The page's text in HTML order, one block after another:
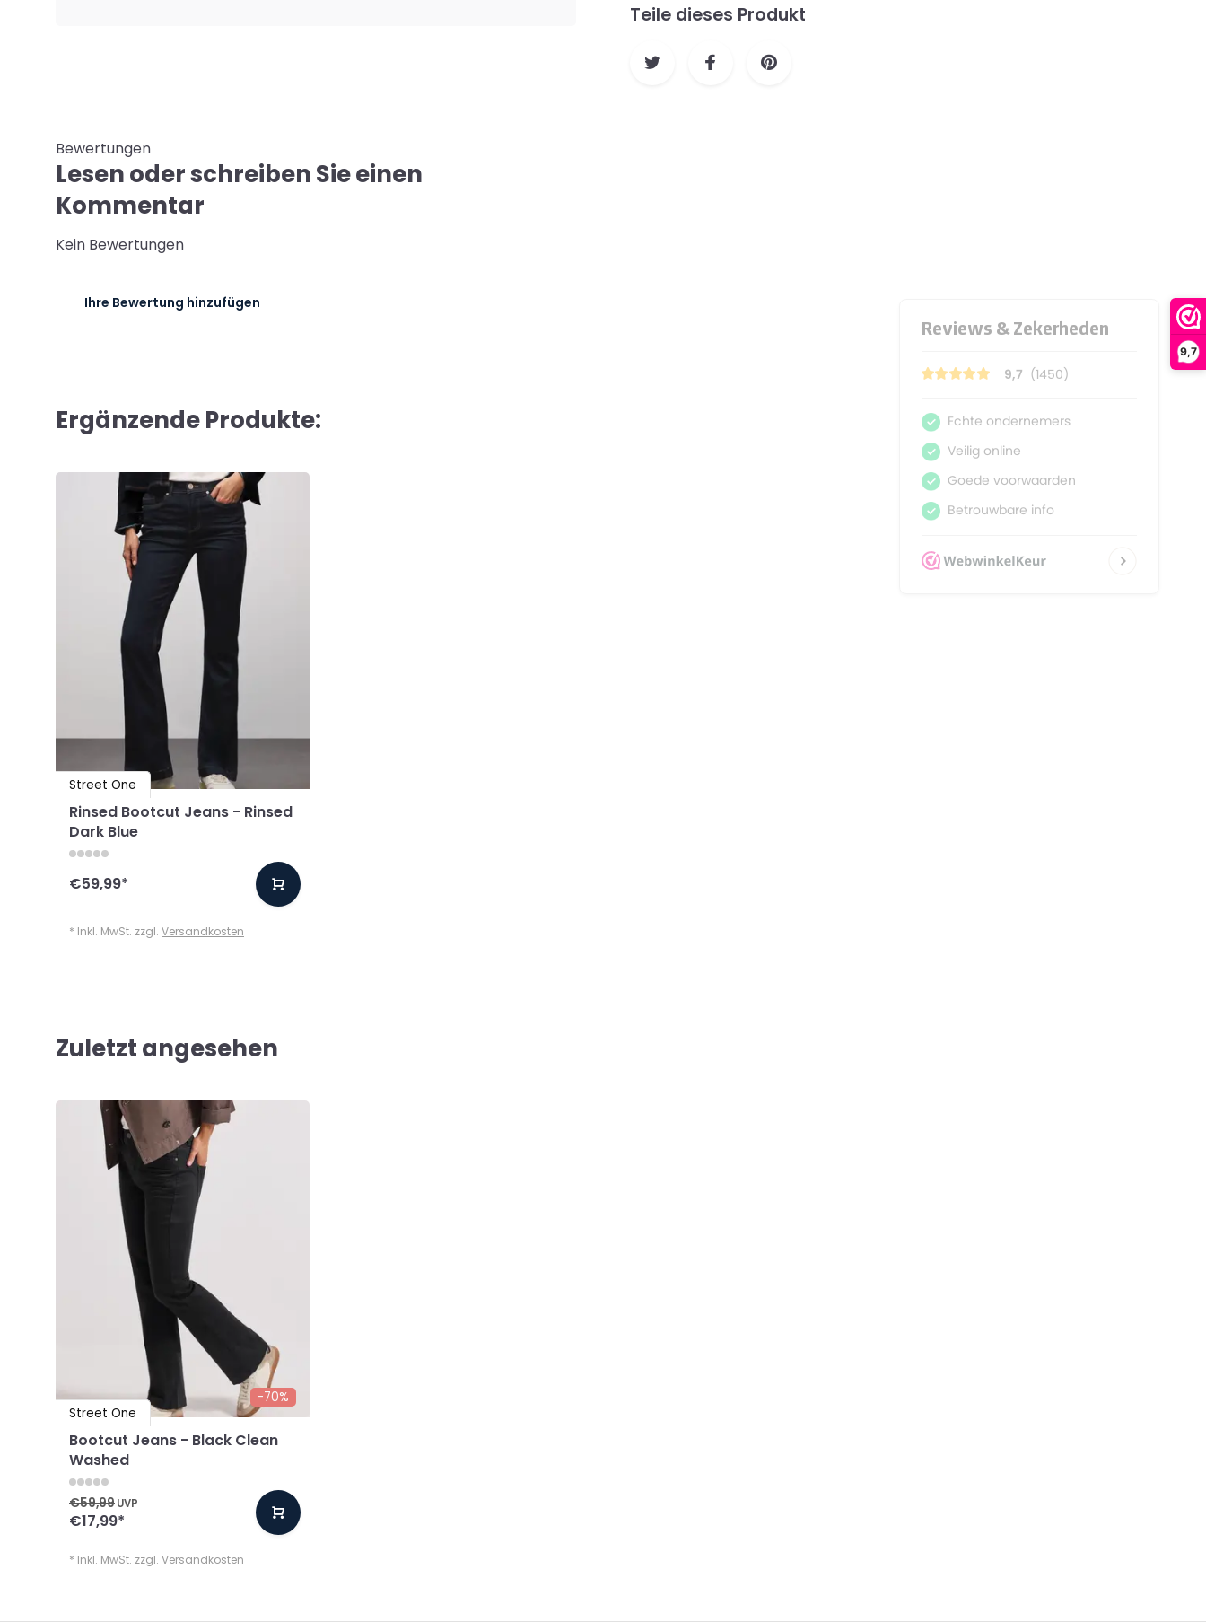
9,7
Teile dieses Produkt
Bewertungen
Lesen oder schreiben Sie einen
Kommentar
Kein Bewertungen
Ihre Bewertung hinzufügen
Ergänzende Produkte:
Street One
Rinsed Bootcut Jeans - Rinsed
Dark Blue
€59,99*
* Inkl. MwSt. zzgl. Versandkosten
Zuletzt angesehen
-70%
Street One
Bootcut Jeans - Black Clean
Washed
€59,99UVP
€17,99*
* Inkl. MwSt. zzgl. Versandkosten